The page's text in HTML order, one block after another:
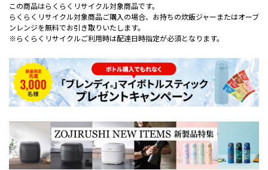
この商品はらくらくリサイクル対象商品です。
らくらくリサイクル対象商品ご購入の場合、お持ちの炊飯ジャーまたはオーブ
ンレンジを無料でお引き取りいたします。
※らくらくリサイクルご利用時は配達日時指定が必須となります。